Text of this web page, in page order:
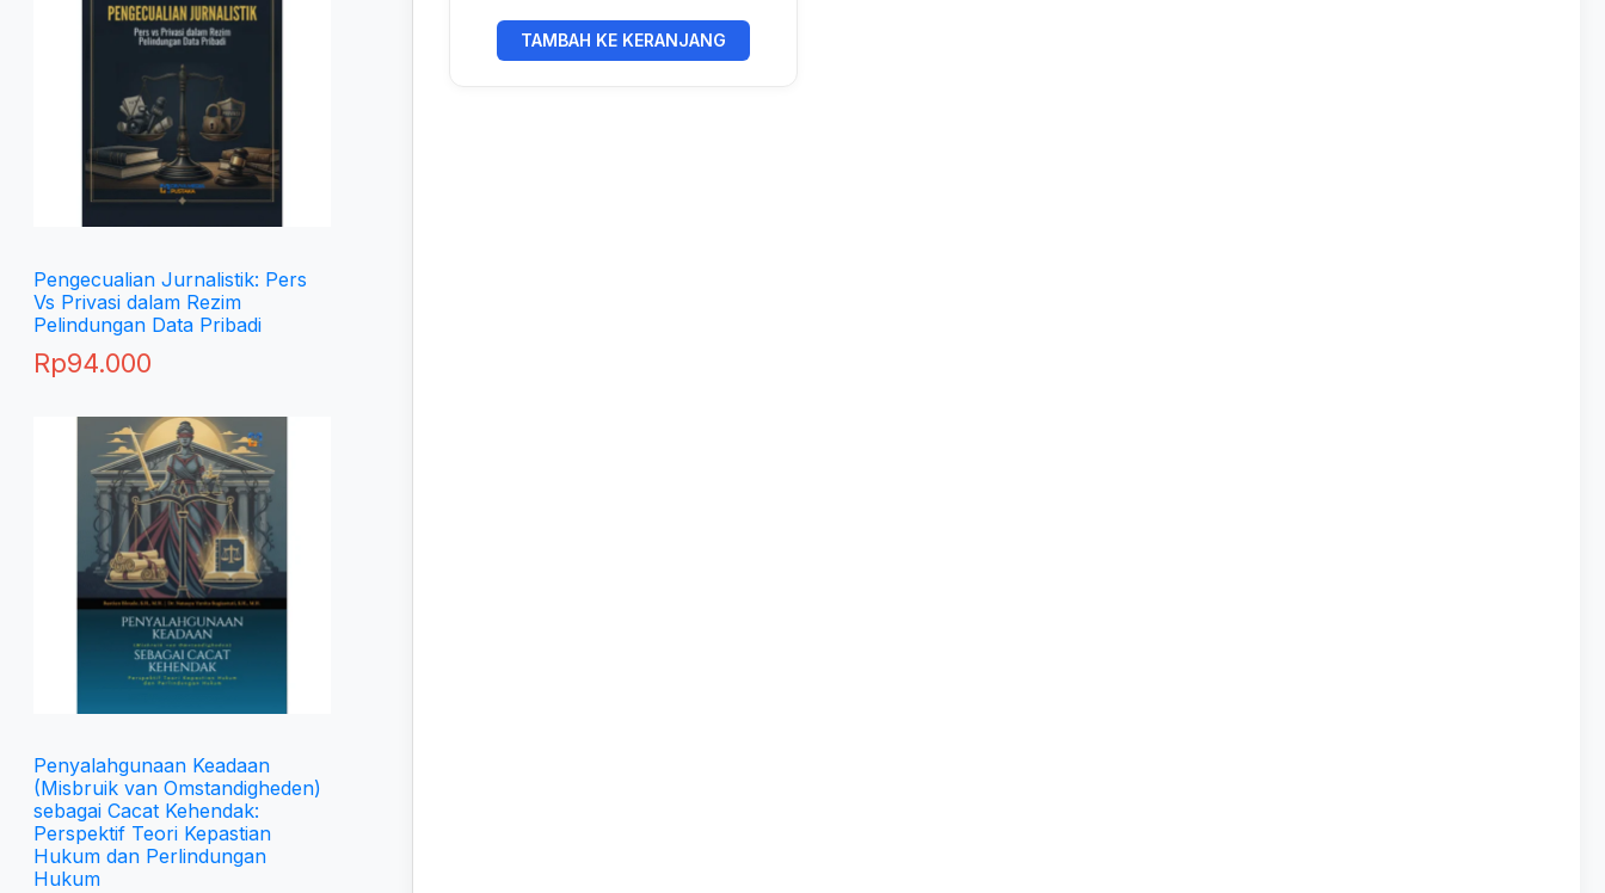
Pengecualian Jurnalistik: Pers
Vs Privasi dalam Rezim
Pelindungan Data Pribadi
Rp94.000
Penyalahgunaan Keadaan
(Misbruik van Omstandigheden)
sebagai Cacat Kehendak:
Perspektif Teori Kepastian
Hukum dan Perlindungan
Hukum
TAMBAH KE KERANJANG